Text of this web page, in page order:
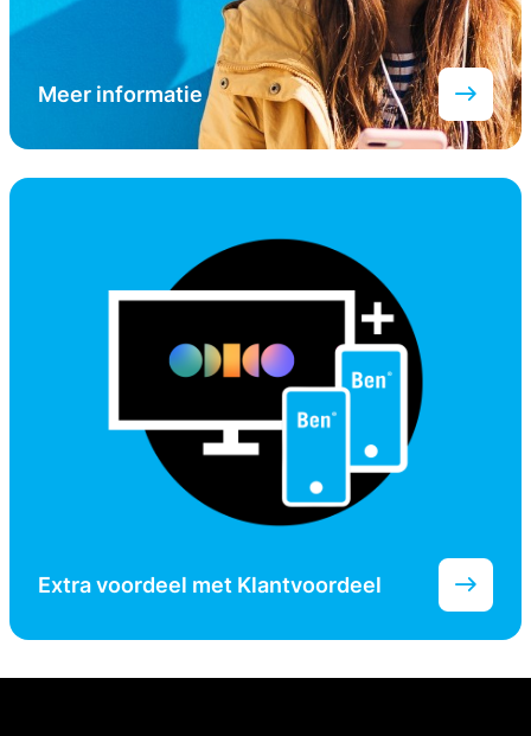
Meer informatie
Extra voordeel met Klantvoordeel